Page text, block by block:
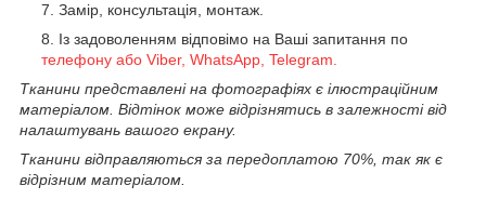
Замір, консультація, монтаж.
Із задоволенням відповімо на Ваші запитання по
телефону або Viber, WhatsApp, Telegram.
Тканини представлені на фотографіях є ілюстраційним
матеріалом. Відтінок може відрізнятись в залежності від
налаштувань вашого екрану.
Тканини відправляються за передоплатою 70%, так як є
відрізним матеріалом.